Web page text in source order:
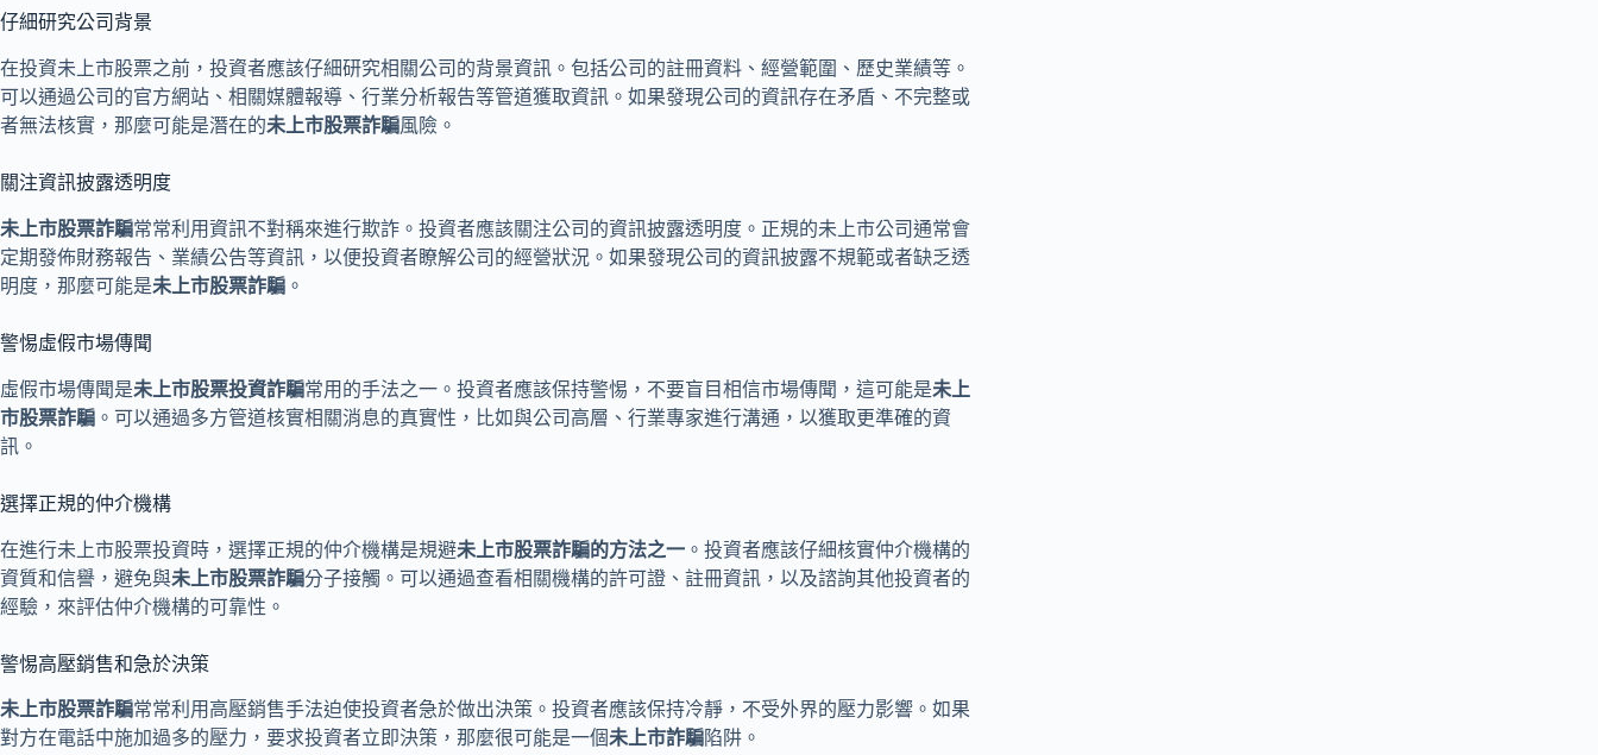
仔細研究公司背景
在投資未上市股票之前，投資者應該仔細研究相關公司的背景資訊。包括公司的註冊資料、經營範圍、歷史業績等。
可以通過公司的官方網站、相關媒體報導、行業分析報告等管道獲取資訊。如果發現公司的資訊存在矛盾、不完整或
者無法核實，那麼可能是潛在的未上市股票詐騙風險。
關注資訊披露透明度
未上市股票詐騙常常利用資訊不對稱來進行欺詐。投資者應該關注公司的資訊披露透明度。正規的未上市公司通常會
定期發佈財務報告、業績公告等資訊，以便投資者瞭解公司的經營狀況。如果發現公司的資訊披露不規範或者缺乏透
明度，那麼可能是未上市股票詐騙 。
警惕虛假市場傳聞
虛假市場傳聞是未上市股票投資詐騙常用的手法之一。投資者應該保持警惕，不要盲目相信市場傳聞，這可能是未上
市股票詐騙 。可以通過多方管道核實相關消息的真實性，比如與公司高層、行業專家進行溝通，以獲取更準確的資
訊。
選擇正規的仲介機構
在進行未上市股票投資時，選擇正規的仲介機構是規避未上市股票詐騙的方法之一 。投資者應該仔細核實仲介機構的
資質和信譽，避免與未上市股票詐騙分子接觸。可以通過查看相關機構的許可證、註冊資訊，以及諮詢其他投資者的
經驗，來評估仲介機構的可靠性。
警惕高壓銷售和急於決策
未上市股票詐騙常常利用高壓銷售手法迫使投資者急於做出決策。投資者應該保持冷靜，不受外界的壓力影響。如果
對方在電話中施加過多的壓力，要求投資者立即決策，那麼很可能是一個未上市詐騙陷阱。